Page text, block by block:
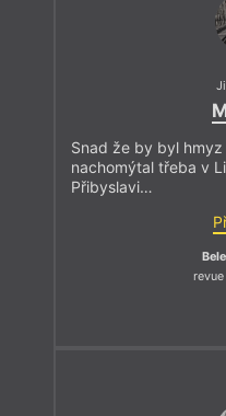
Snad že by byl
nachomýtal třeba v
Přibyslavi…